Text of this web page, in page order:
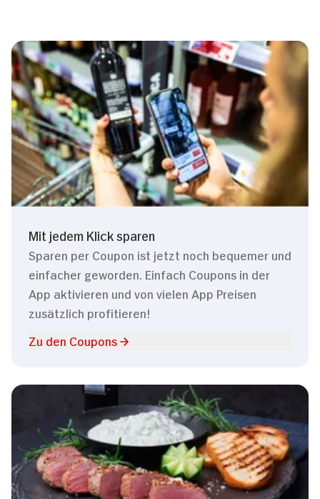
Mit jedem Klick sparen
Sparen per Coupon ist jetzt noch bequemer und
einfacher geworden. Einfach Coupons in der
App aktivieren und von vielen App Preisen
zusätzlich profitieren!
Zu den Coupons